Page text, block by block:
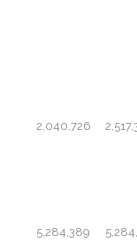
2,040,726
5,284,389